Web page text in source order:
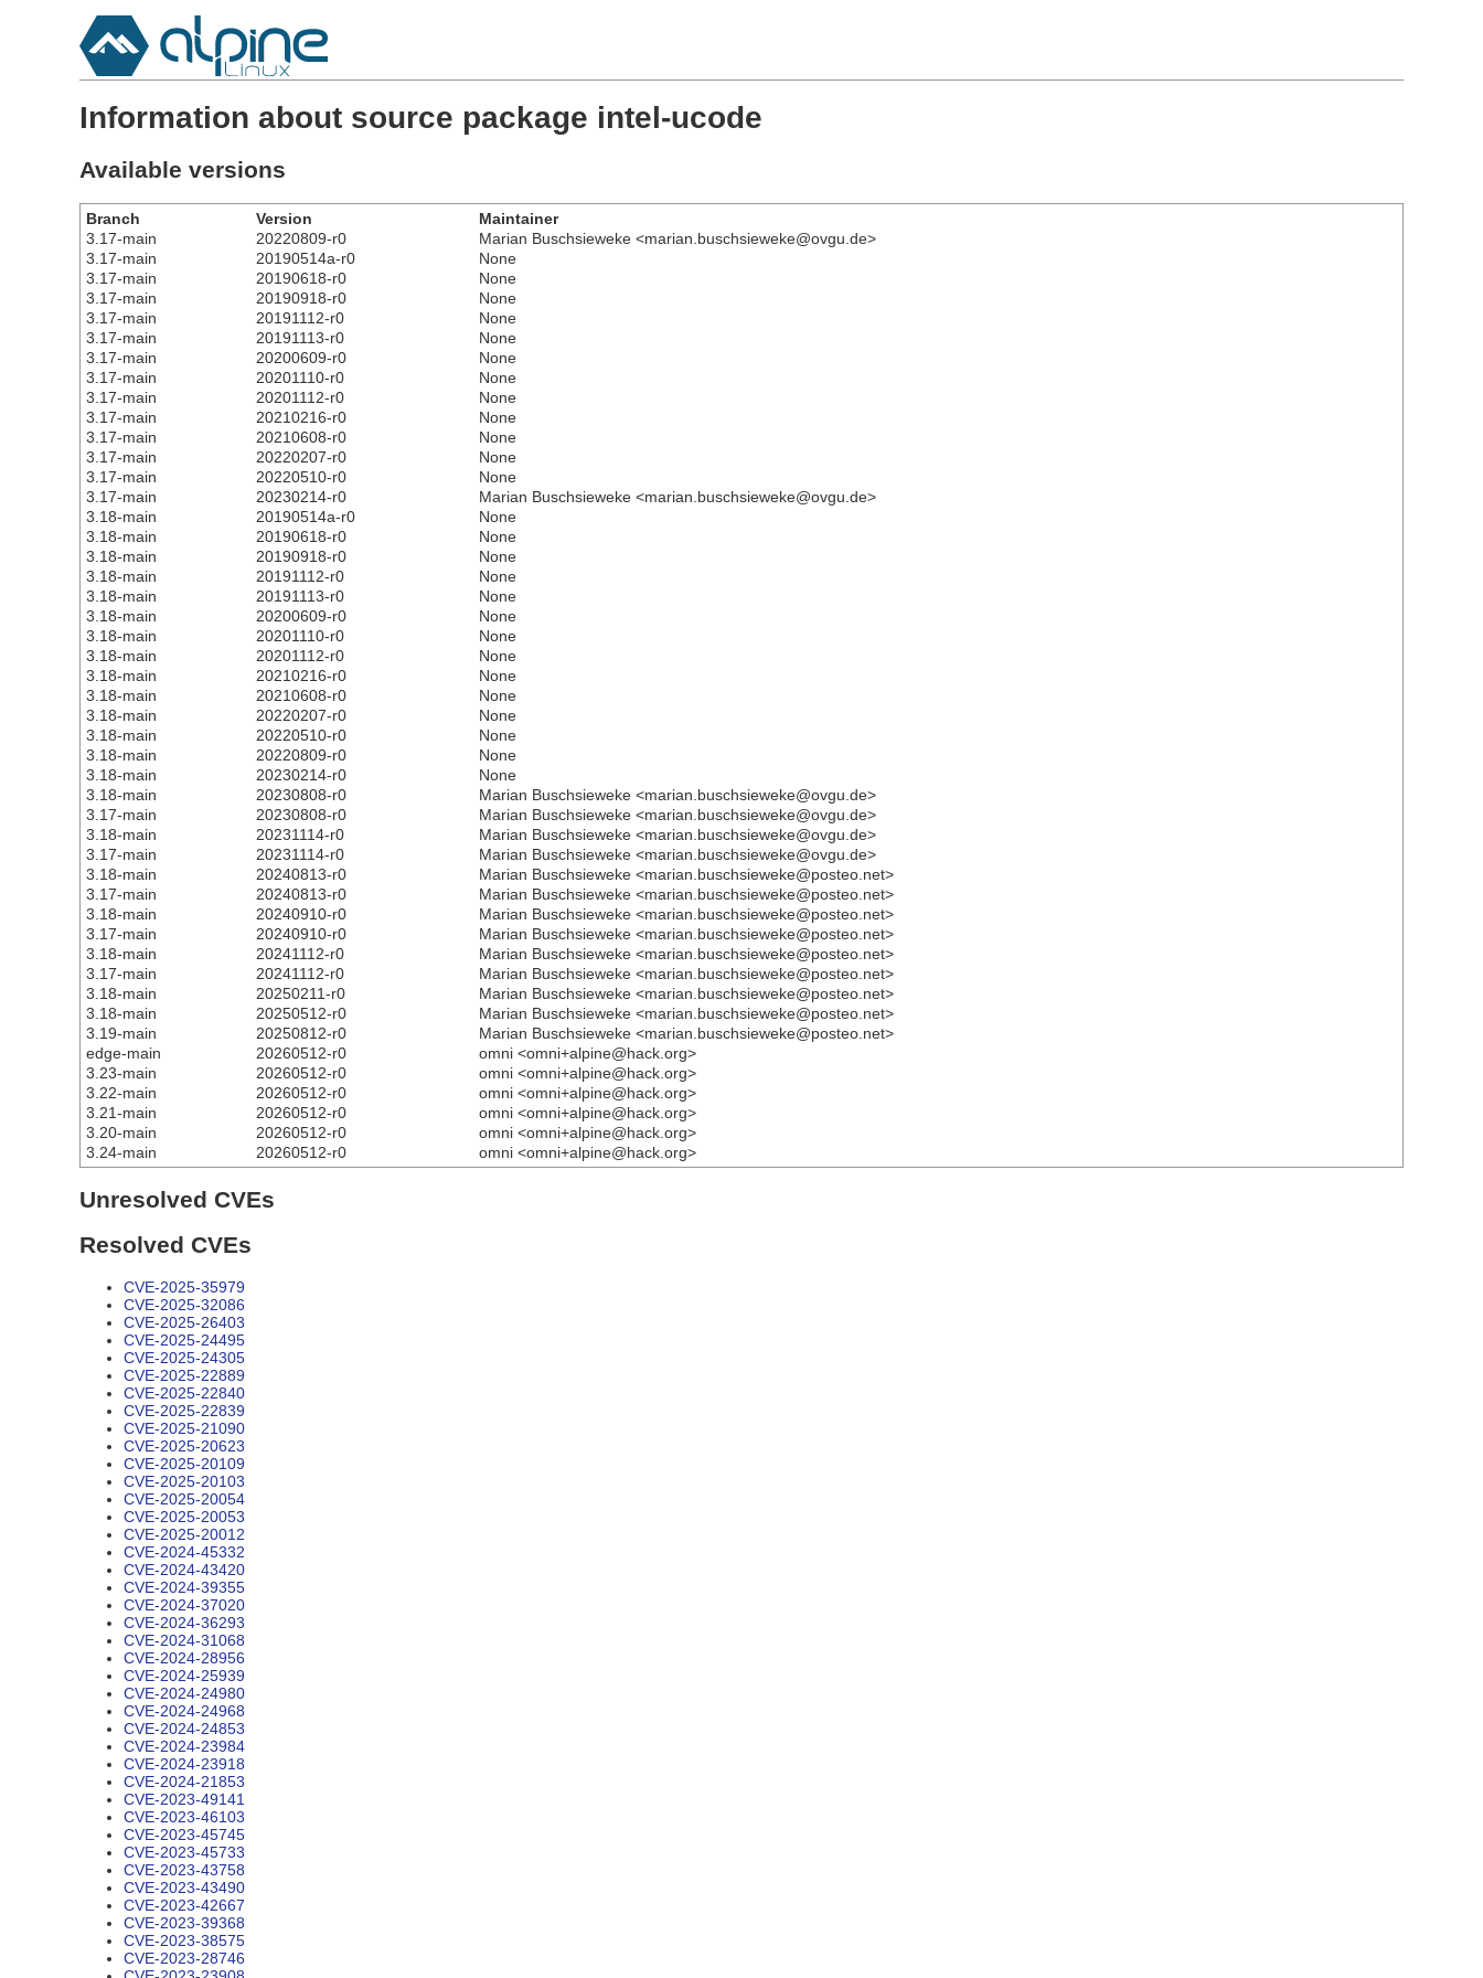
Information about source package intel-ucode
Available versions
Branch Version
Maintainer
3.17-main
20220809-r0
Marian Buschsieweke <marian.buschsieweke@ovgu.de>
3.17-main
20190514a-r0
None
3.17-main
20190618-r0
None
3.17-main
20190918-r0
None
3.17-main
20191112-r0
None
3.17-main
20191113-r0
None
3.17-main
20200609-r0
None
3.17-main
20201110-r0
None
3.17-main
20201112-r0
None
3.17-main
20210216-r0
None
3.17-main
20210608-r0
None
3.17-main
20220207-r0
None
3.17-main
20220510-r0
None
3.17-main
20230214-r0
Marian Buschsieweke <marian.buschsieweke@ovgu.de>
3.18-main
20190514a-r0
None
3.18-main
20190618-r0
None
3.18-main
20190918-r0
None
3.18-main
20191112-r0
None
3.18-main
20191113-r0
None
3.18-main
20200609-r0
None
3.18-main
20201110-r0
None
3.18-main
20201112-r0
None
3.18-main
20210216-r0
None
3.18-main
20210608-r0
None
3.18-main
20220207-r0
None
3.18-main
20220510-r0
None
3.18-main
20220809-r0
None
3.18-main
20230214-r0
None
3.18-main
20230808-r0
Marian Buschsieweke <marian.buschsieweke@ovgu.de>
3.17-main
20230808-r0
Marian Buschsieweke <marian.buschsieweke@ovgu.de>
3.18-main
20231114-r0
Marian Buschsieweke <marian.buschsieweke@ovgu.de>
3.17-main
20231114-r0
Marian Buschsieweke <marian.buschsieweke@ovgu.de>
3.18-main
20240813-r0
Marian Buschsieweke <marian.buschsieweke@posteo.net>
3.17-main
20240813-r0
Marian Buschsieweke <marian.buschsieweke@posteo.net>
3.18-main
20240910-r0
Marian Buschsieweke <marian.buschsieweke@posteo.net>
3.17-main
20240910-r0
Marian Buschsieweke <marian.buschsieweke@posteo.net>
3.18-main
20241112-r0
Marian Buschsieweke <marian.buschsieweke@posteo.net>
3.17-main
20241112-r0
Marian Buschsieweke <marian.buschsieweke@posteo.net>
3.18-main
20250211-r0
Marian Buschsieweke <marian.buschsieweke@posteo.net>
3.18-main
20250512-r0
Marian Buschsieweke <marian.buschsieweke@posteo.net>
3.19-main
20250812-r0
Marian Buschsieweke <marian.buschsieweke@posteo.net>
edge-main
20260512-r0
omni <omni+alpine@hack.org>
3.23-main
20260512-r0
omni <omni+alpine@hack.org>
3.22-main
20260512-r0
omni <omni+alpine@hack.org>
3.21-main
20260512-r0
omni <omni+alpine@hack.org>
3.20-main
20260512-r0
omni <omni+alpine@hack.org>
3.24-main
20260512-r0 omni <omni+alpine@hack.org>
Unresolved CVEs
Resolved CVEs
CVE-2025-35979
CVE-2025-32086
CVE-2025-26403
CVE-2025-24495
CVE-2025-24305
CVE-2025-22889
CVE-2025-22840
CVE-2025-22839
CVE-2025-21090
CVE-2025-20623
CVE-2025-20109
CVE-2025-20103
CVE-2025-20054
CVE-2025-20053
CVE-2025-20012
CVE-2024-45332
CVE-2024-43420
CVE-2024-39355
CVE-2024-37020
CVE-2024-36293
CVE-2024-31068
CVE-2024-28956
CVE-2024-25939
CVE-2024-24980
CVE-2024-24968
CVE-2024-24853
CVE-2024-23984
CVE-2024-23918
CVE-2024-21853
CVE-2023-49141
CVE-2023-46103
CVE-2023-45745
CVE-2023-45733
CVE-2023-43758
CVE-2023-43490
CVE-2023-42667
CVE-2023-39368
CVE-2023-38575
CVE-2023-28746